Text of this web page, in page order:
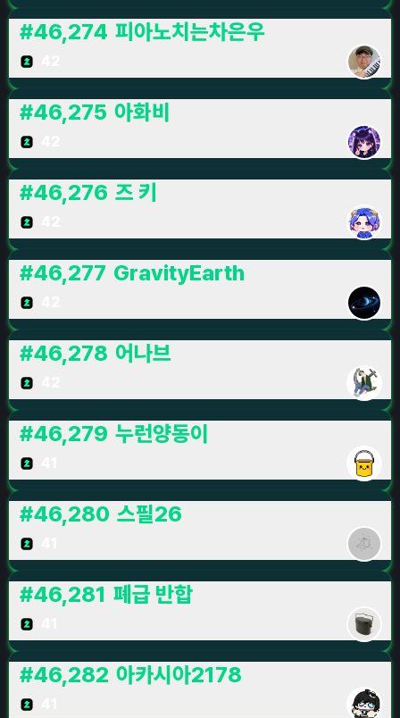
#46,274 피아노치는차은우
#46,275 아화비
#46,276 즈 키
#46,277 GravityEarth
#46,278 어나브
#46,279 누런양동이
#46,280 스필26
#46,281 폐급 반합
#46,282 아카시아2178